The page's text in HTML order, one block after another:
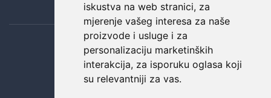
iskustva na web stranici, za
mjerenje vašeg interesa za naše
proizvode i usluge i za
personalizaciju marketinških
interakcija, za isporuku oglasa koji
su relevantniji za vas.